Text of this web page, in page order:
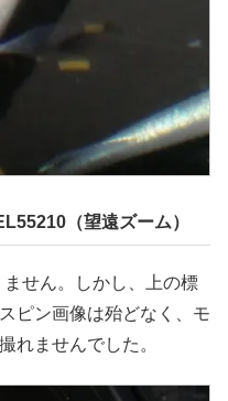
（望遠ズーム）
せん。しかし、上の標
ピン画像は殆どなく、モ
れませんでした。